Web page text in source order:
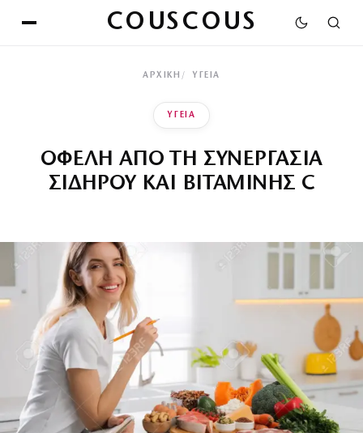
COUSCOUS
ΑΡΧΙΚΉ ΥΓΕΙΑ
ΥΓΕΙΑ
ΟΦΕΛΗ ΑΠΟ ΤΗ ΣΥΝΕΡΓΑΣΙΑ
ΣΙΔΗΡΟΥ ΚΑΙ ΒΙΤΑΜΙΝΗΣ C